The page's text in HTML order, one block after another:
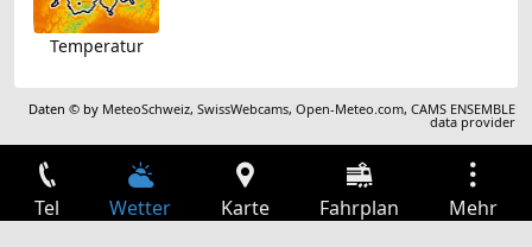
Temperatur
Daten © by MeteoSchweiz,SwissWebcams,Open-Meteo.com,CAMS ENSEMBLE
data provider
Tel Wetter Karte Fahrplan Mehr